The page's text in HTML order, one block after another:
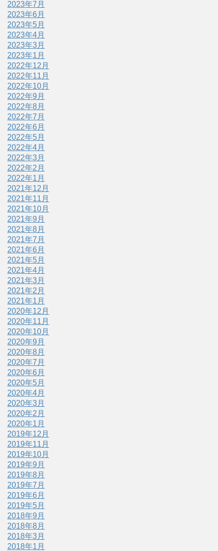
2023年7月
2023年6月
2023年5月
2023年4月
2023年3月
2023年1月
2022年12月
2022年11月
2022年10月
2022年9月
2022年8月
2022年7月
2022年6月
2022年5月
2022年4月
2022年3月
2022年2月
2022年1月
2021年12月
2021年11月
2021年10月
2021年9月
2021年8月
2021年7月
2021年6月
2021年5月
2021年4月
2021年3月
2021年2月
2021年1月
2020年12月
2020年11月
2020年10月
2020年9月
2020年8月
2020年7月
2020年6月
2020年5月
2020年4月
2020年3月
2020年2月
2020年1月
2019年12月
2019年11月
2019年10月
2019年9月
2019年8月
2019年7月
2019年6月
2019年5月
2018年9月
2018年8月
2018年3月
2018年1月